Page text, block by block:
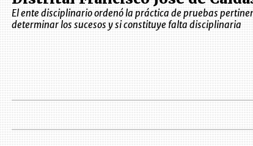
El ente disciplinario ordenó la práctica de pruebas
determinar los sucesos y si constituye falta disciplinaria